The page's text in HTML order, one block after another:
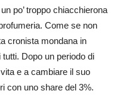
po’ troppo chiacchierona
Come se non
cronista mondana in
Dopo un periodo di
e a cambiare il suo
con uno share del 3%.